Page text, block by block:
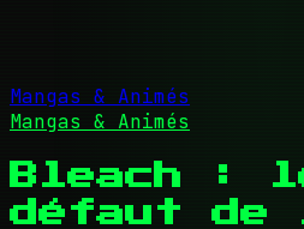
Mangas & Animés
Mangas & Animés
Bleach :
défaut de